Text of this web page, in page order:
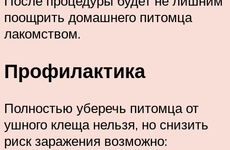
поощрить домашнего питомца
лакомством.
Профилактика
Полностью уберечь питомца от
ушного клеща нельзя, но снизить
риск заражения возможно: